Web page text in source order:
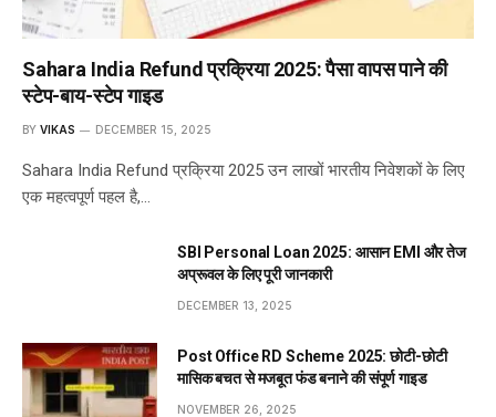
Sahara India Refund प्रक्रिया 2025: पैसा वापस पाने की
स्टेप-बाय-स्टेप गाइड
BY VIKAS DECEMBER 15, 2025
Sahara India Refund प्रक्रिया 2025 उन लाखों भारतीय निवेशकों के लिए
एक महत्वपूर्ण पहल है,…
SBI Personal Loan 2025: आसान EMI और तेज
अप्रूवल के लिए पूरी जानकारी
DECEMBER 13, 2025
Post Office RD Scheme 2025: छोटी-छोटी
मासिक बचत से मजबूत फंड बनाने की संपूर्ण गाइड
NOVEMBER 26, 2025